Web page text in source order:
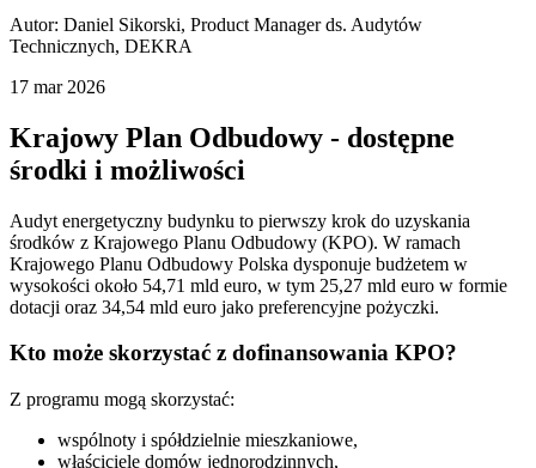
Autor: Daniel Sikorski, Product Manager ds. Audytów
Technicznych, DEKRA
17 mar 2026
Krajowy Plan Odbudowy - dostępne
środki i możliwości
Audyt energetyczny budynku to pierwszy krok do uzyskania
środków z Krajowego Planu Odbudowy (KPO). W ramach
Krajowego Planu Odbudowy Polska dysponuje budżetem w
wysokości około 54,71 mld euro, w tym 25,27 mld euro w formie
dotacji oraz 34,54 mld euro jako preferencyjne pożyczki.
Kto może skorzystać z dofinansowania KPO?
Z programu mogą skorzystać:
wspólnoty i spółdzielnie mieszkaniowe,
właściciele domów jednorodzinnych,